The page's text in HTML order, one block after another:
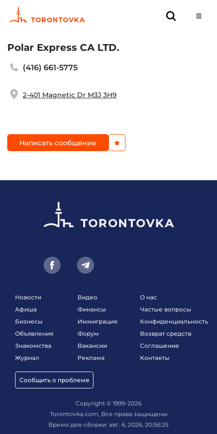
Polar Express CA LTD.
(416) 661-5775
2-401 Magnetic Dr M3J 3H9
Написать сообщение
Новости
Афиша
Бизнесы
Объявления
Знакомства
Журнал
Сообщить о проблеме
Видео
Финансы
Иммиграция
Форум
Вакансии
Реклама
О нас
Частые вопросы
Конфиденциальность
Возврат средств
Соглашение
Контакты
Copyright © 1999-2026
Torontovka.com, Все права защищены
Время дев-сборки: авг. 6, 2026, 20:56:25